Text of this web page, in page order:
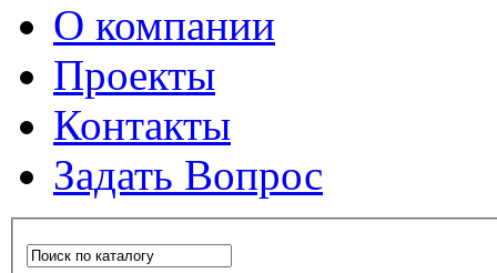
О компании
Проекты
Контакты
Задать Вопрос